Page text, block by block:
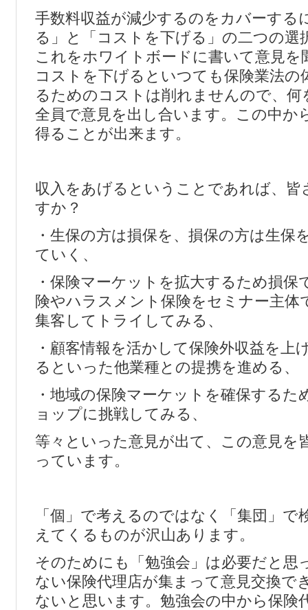
手数料収益が減少するのをカバーする
る」と「コストを下げる」の二つの選
これをホワイトボードに書いて意見を
コストを下げるといつても保険業法の
るためのコストは削れませんので、何
全員で意見を出し合います。この中か
得ることが出来ます。
収入をあげるということであれば、皆
すか？
・生保の方は損保を、損保の方は生保
ていく、
・保険マーケットを拡大するため損保
険やハラスメント保険をセミナー主体
集客してトライしてみる、
・顧客情報を活かして保険外収益を上
るといった他業種との提携を進める、
・地域の保険マーケットを確保するた
ョップに挑戦してみる、
等々といった意見が出て、この意見を
っています。
「個」で考えるのではなく「集団」で
えてくるものが沢山あります。
そのためにも「勉強会」は必要だと思
ない保険代理店が集まって意見交換で
ないと思います。勉強会の中から保険